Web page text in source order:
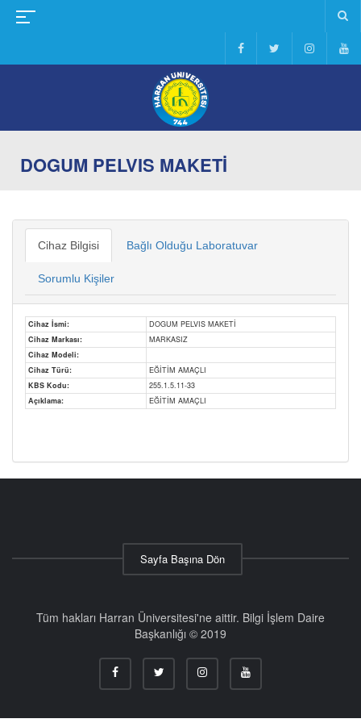
DOGUM PELVIS MAKETİ
Cihaz Bilgisi Bağlı Olduğu Laboratuvar
Sorumlu Kişiler
Cihaz İsmi:
DOGUM PELVIS MAKETİ
Cihaz Markası:
MARKASIZ
Cihaz Modeli:
Cihaz Türü:
EĞİTİM AMAÇLI
KBS Kodu:
255.1.5.11-33
Açıklama:
EĞİTİM AMAÇLI
Sayfa Başına Dön
Tüm hakları Harran Üniversitesi'ne aittir. Bilgi İşlem Daire
Başkanlığı © 2019